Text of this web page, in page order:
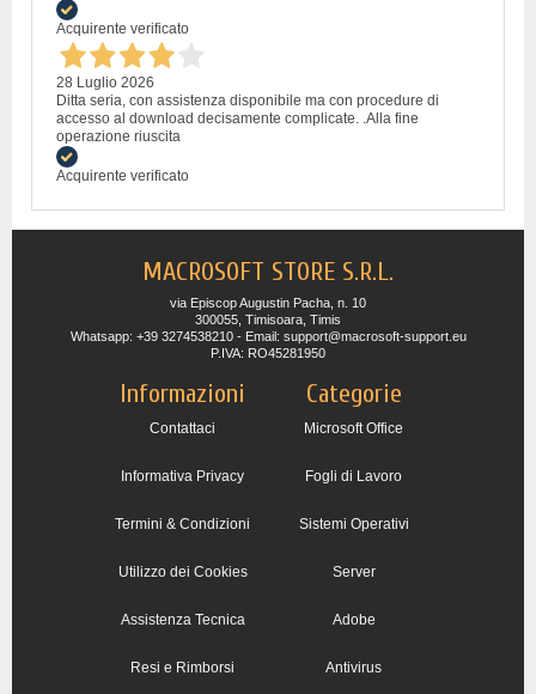
Acquirente verificato
28 Luglio 2026
Ditta seria, con assistenza disponibile ma con procedure di
accesso al download decisamente complicate. .Alla fine
operazione riuscita
Acquirente verificato
MACROSOFT STORE S.R.L.
via Episcop Augustin Pacha, n. 10
300055, Timisoara, Timis
Whatsapp: +39 3274538210 - Email: support@macrosoft-support.eu
P.IVA: RO45281950
Informazioni
Contattaci
Informativa Privacy
Termini & Condizioni
Utilizzo dei Cookies
Assistenza Tecnica
Resi e Rimborsi
Categorie
Microsoft Office
Fogli di Lavoro
Sistemi Operativi
Server
Adobe
Antivirus